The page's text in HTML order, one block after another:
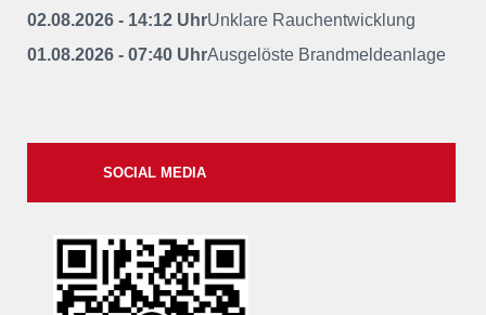
02.08.2026 - 14:12 UhrUnklare Rauchentwicklung
01.08.2026 - 07:40 UhrAusgelöste Brandmeldeanlage
SOCIAL MEDIA